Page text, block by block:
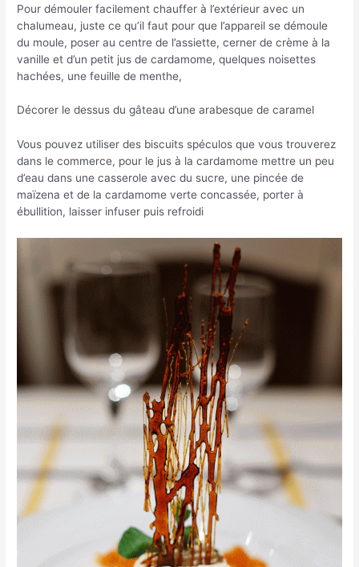
Pour démouler facilement chauffer à l’extérieur avec un
chalumeau, juste ce qu’il faut pour que l’appareil se démoule
du moule, poser au centre de l’assiette, cerner de crème à la
vanille et d’un petit jus de cardamome, quelques noisettes
hachées, une feuille de menthe,
Décorer le dessus du gâteau d’une arabesque de caramel
Vous pouvez utiliser des biscuits spéculos que vous trouverez
dans le commerce, pour le jus à la cardamome mettre un peu
d’eau dans une casserole avec du sucre, une pincée de
maïzena et de la cardamome verte concassée, porter à
ébullition, laisser infuser puis refroidi